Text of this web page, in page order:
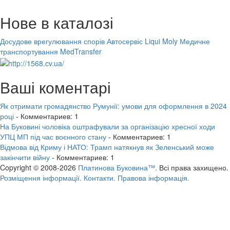
Нове в каталозі
Досудове врегулювання спорів Автосервіс Liqui Moly Медичне
транспортування MedTransfer
Ваші коментарі
Як отримати громадянство Румунії: умови для оформлення в 2024
році - Комментариев: 1
На Буковині чоловіка оштрафували за організацію хресної ходи
УПЦ МП під час воєнного стану - Комментариев: 1
Відмова від Криму і НАТО: Трамп натякнув як Зеленський може
закінчити війну - Комментариев: 1
Copyright © 2008-2026 Платинова Буковина™. Всі права захищено.
Розміщення інформації. Контакти. Правова інформація.